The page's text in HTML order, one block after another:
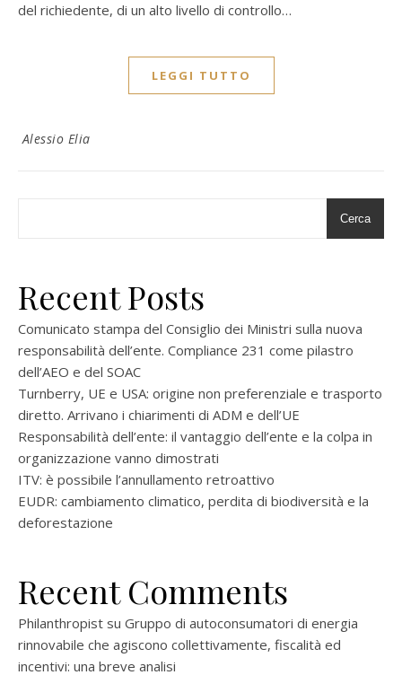
del richiedente, di un alto livello di controllo…
LEGGI TUTTO
Alessio Elia
Cerca
Recent Posts
Comunicato stampa del Consiglio dei Ministri sulla nuova
responsabilità dell’ente. Compliance 231 come pilastro
dell’AEO e del SOAC
Turnberry, UE e USA: origine non preferenziale e trasporto
diretto. Arrivano i chiarimenti di ADM e dell’UE
Responsabilità dell’ente: il vantaggio dell’ente e la colpa in
organizzazione vanno dimostrati
ITV: è possibile l’annullamento retroattivo
EUDR: cambiamento climatico, perdita di biodiversità e la
deforestazione
Recent Comments
Philanthropist su Gruppo di autoconsumatori di energia
rinnovabile che agiscono collettivamente, fiscalità ed
incentivi: una breve analisi